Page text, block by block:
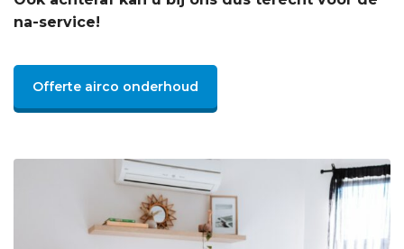
na-service!
Offerte airco onderhoud